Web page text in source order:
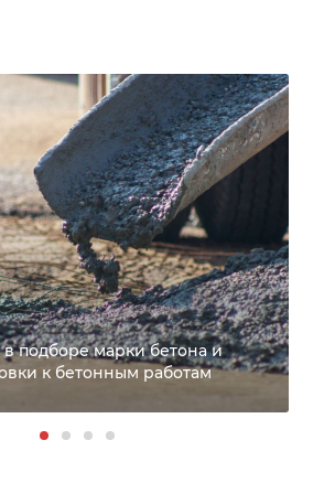
подборе марки бетона и
к бетонным работам